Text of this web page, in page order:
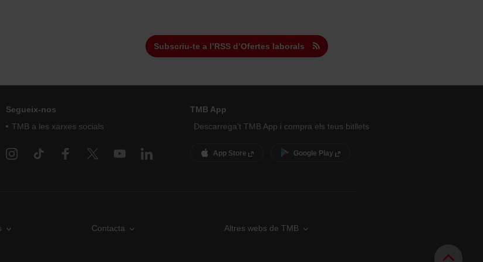
Subscriu-te a l’RSS d’Ofertes laborals
Segueix-nos
TMB a les xarxes socials
TMB App
Descarrega’t TMB App i compra els teus bitllets
App Store Google Play
Contacta Altres webs de TMB